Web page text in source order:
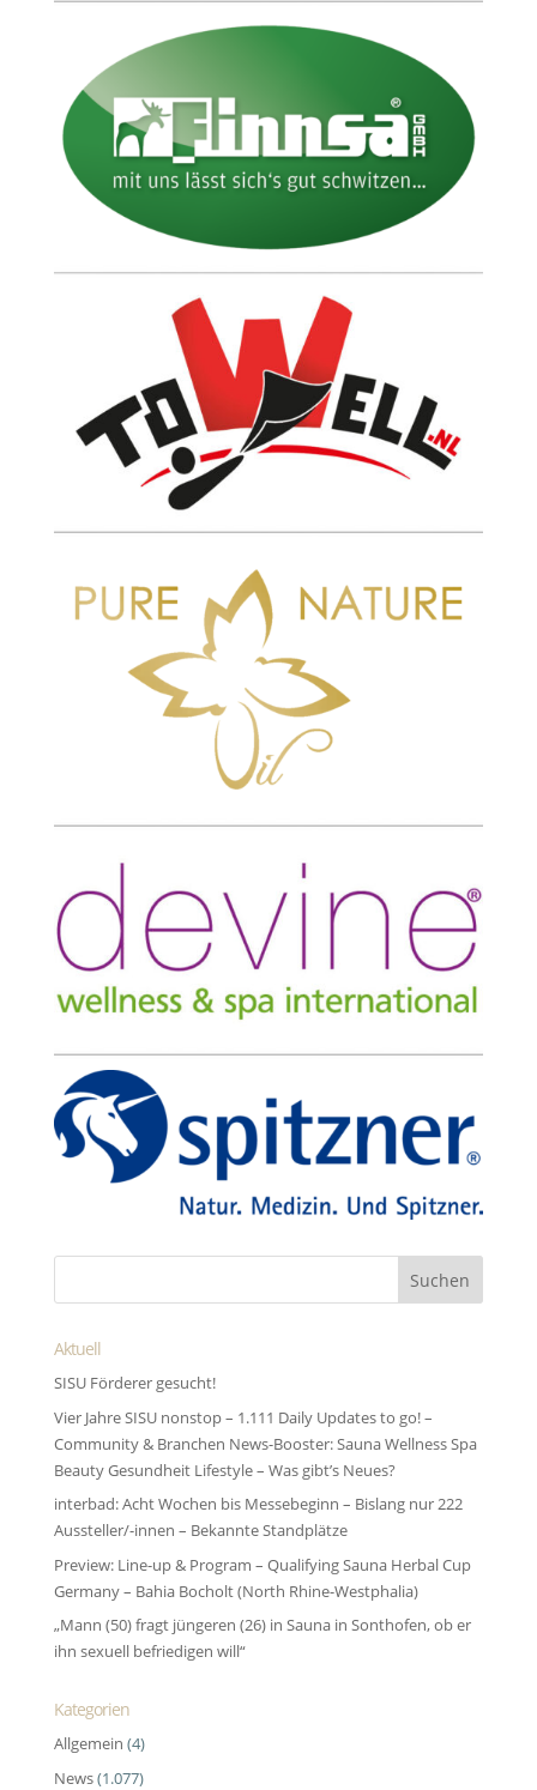
Aktuell
SISU Förderer gesucht!
Vier Jahre SISU nonstop – 1.111 Daily Updates to go! –
Community & Branchen News-Booster: Sauna Wellness Spa
Beauty Gesundheit Lifestyle – Was gibt’s Neues?
interbad: Acht Wochen bis Messebeginn – Bislang nur 222
Aussteller/-innen – Bekannte Standplätze
Preview: Line-up & Program – Qualifying Sauna Herbal Cup
Germany – Bahia Bocholt (North Rhine-Westphalia)
„Mann (50) fragt jüngeren (26) in Sauna in Sonthofen, ob er
ihn sexuell befriedigen will“
Kategorien
Allgemein (4)
News(1.077)